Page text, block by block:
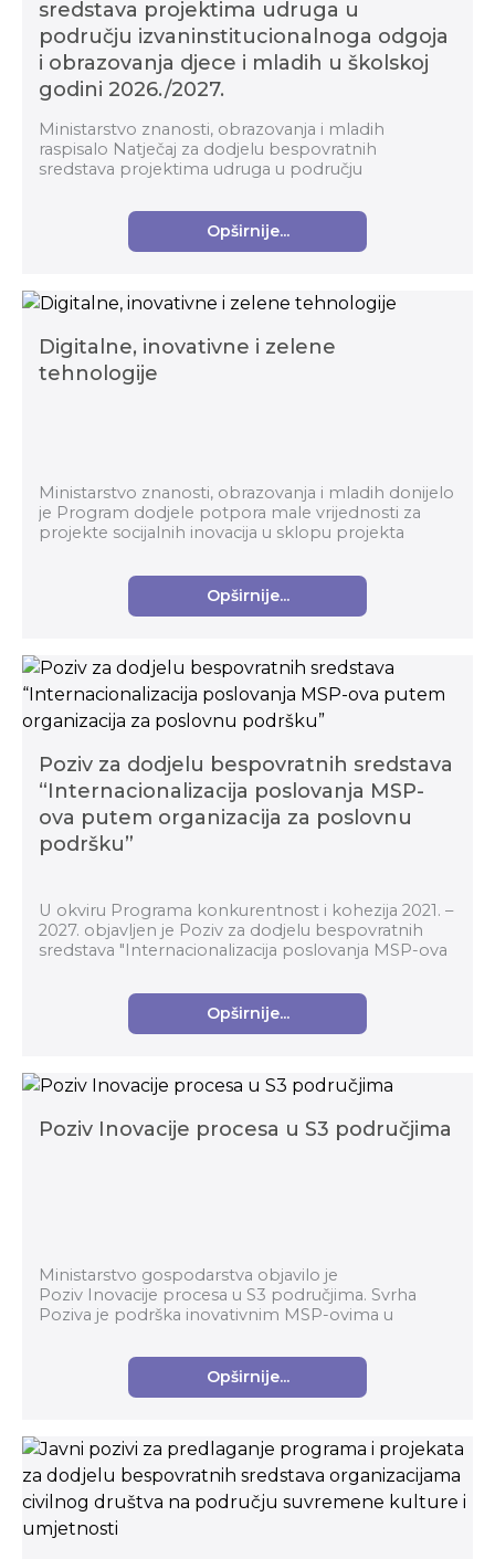
sredstava projektima udruga u
području izvaninstitucionalnoga odgoja
i obrazovanja djece i mladih u školskoj
godini 2026./2027.
Ministarstvo znanosti, obrazovanja i mladih
raspisalo Natječaj za dodjelu bespovratnih
sredstava projektima udruga u području
mladih u školskoj g...
Opširnije...
Digitalne, inovativne i zelene
tehnologije
Ministarstvo znanosti, obrazovanja i mladih donijelo
je Program dodjele potpora male vrijednosti za
projekte socijalnih inovacija u sklopu projekta
Opširnije...
Poziv za dodjelu bespovratnih sredstava
“Internacionalizacija poslovanja MSP-
ova putem organizacija za poslovnu
podršku”
U okviru Programa konkurentnost i kohezija 2021. –
2027. objavljen je Poziv za dodjelu bespovratnih
sredstava "Internacionalizacija poslovanja MSP-ova
Opširnije...
Poziv Inovacije procesa u S3 područjima
Ministarstvo gospodarstva objavilo je
Poziv Inovacije procesa u S3 područjima. Svrha
Poziva je podrška inovativnim MSP-ovima u
inovativnih proizvoda...
Opširnije...